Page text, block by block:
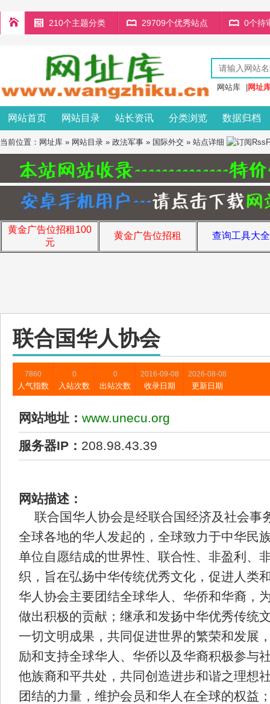
210个主题分类 29709个优秀站点 0个待
网站库 网址
网站首页 网站目录 站长资讯 分类浏览 数据归档
当前位置： 网址库 » 网站目录 » 政法军事 » 国际外交 » 站点详细
黄金广告位招租100
元
黄金广告位招租 查询工具大
联合国华人协会
7860
人气指数
0
入站次数
0
出站次数
2016-09-08
收录日期
2026-08-08
更新日期
网站地址： www.unecu.org
服务器IP： 208.98.43.39
网站描述：
联合国华人协会是经联合国经济及社会事
全球各地的华人发起的，全球致力于中华民
单位自愿结成的世界性、联合性、非盈利、
织，旨在弘扬中华传统优秀文化，促进人类
华人协会主要团结全球华人、华侨和华裔，
做出积极的贡献；继承和发扬中华优秀传统
一切文明成果，共同促进世界的繁荣和发展
励和支持全球华人、华侨以及华裔积极参与
他族裔和平共处，共同创造进步和谐之理想
团结的力量，维护会员和华人在全球的权益